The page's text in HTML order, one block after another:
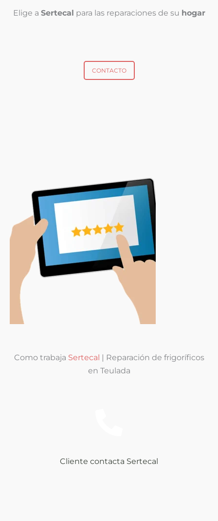
Elige a Sertecal para las reparaciones de su hogar
CONTACTO
Como trabaja Sertecal
| Reparación de frigoríficos
en Teulada
Cliente contacta Sertecal